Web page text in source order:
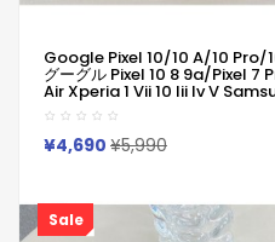
Google Pixel 10/10 A/10 Pro/
グーグル Pixel 10 8 9a/Pixel 7
Air Xperia 1 Vii 10 Iii Iv V
バー シャネルのマカロンカラー
ンカードポケットストラップ
Pixelなど全機種対応
¥4,690 ¥5,990
Sale